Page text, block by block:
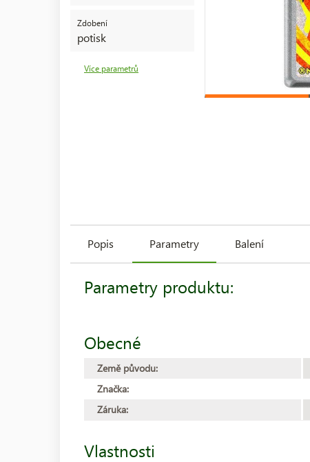
Zdobení
potisk
Více parametrů
Popis Parametry Balení
Parametry produktu:
Obecné
Země původu:
Značka:
Záruka:
Vlastnosti